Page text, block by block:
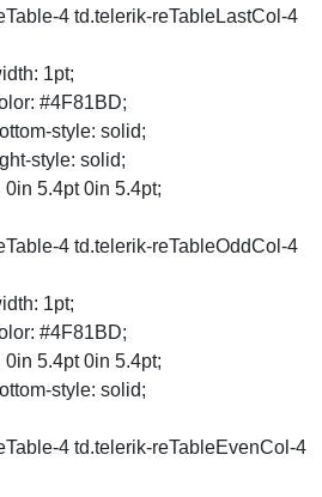
4 td.telerik-reTableLastCol-4
1pt;
#4F81BD;
style: solid;
style: solid;
0in 5.4pt 0in 5.4pt;
4 td.telerik-reTableOddCol-4
1pt;
#4F81BD;
0in 5.4pt 0in 5.4pt;
style: solid;
4 td.telerik-reTableEvenCol-4